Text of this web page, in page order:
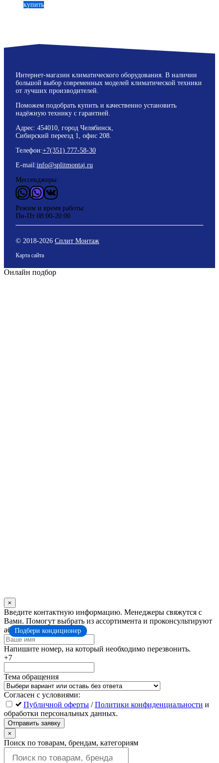
купить
Подбери кондиционер
Интернет-магазин климатического оборудования. В наличии
большой выбор современных моделей климатической техники
от лучших производителей.
Поможем подобрать купить и качественно установить
надёжную технику с гарантией.
Адрес: 454010, город Челябинск,
Сибирский переезд 1, офис 208.
Телефон:+7(351) 777-58-30
E-mail:info@splitmontaj.ru
Мессенджеры:
WhatsApp
ViderВКонтакте
Режим и время работы:
Пн-Пт 08:00-20:00
© 2018-2026 Сплит Монтаж
Карта сайта
Онлайн подбор
×
Оставьте
это
поле
пустым
Введите контактную информацию. Менеджеры свяжутся с
Вами. Помогут выбрать из ассортимента и проконсультируют
абсолютно бесплатно.
Напишите номер, на который необходимо перезвонить.
+7
Тема обращения
Согласен с условиями:
Публичной оферты /Политики конфиденциальности и
обработки персональных данных.
Отправить заявку
×
Поиск по товарам, брендам, категориям